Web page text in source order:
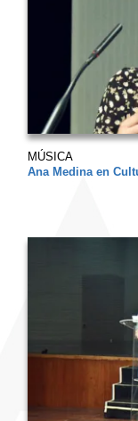
MÚSICA
Ana Medina en